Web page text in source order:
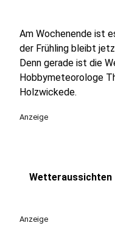
Am Wochenende ist
der Frühling bleibt
Denn gerade ist die
Hobbymeteorologe
Holzwickede.
Anzeige
Wetteraussichten
Anzeige